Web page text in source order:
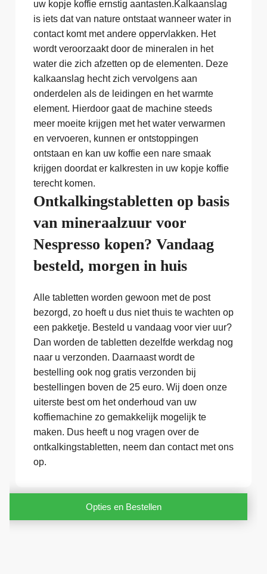
uw kopje koffie ernstig aantasten.Kalkaanslag
is iets dat van nature ontstaat wanneer water in
contact komt met andere oppervlakken. Het
wordt veroorzaakt door de mineralen in het
water die zich afzetten op de elementen. Deze
kalkaanslag hecht zich vervolgens aan
onderdelen als de leidingen en het warmte
element. Hierdoor gaat de machine steeds
meer moeite krijgen met het water verwarmen
en vervoeren, kunnen er ontstoppingen
ontstaan en kan uw koffie een nare smaak
krijgen doordat er kalkresten in uw kopje koffie
terecht komen.
Ontkalkingstabletten op basis
van mineraalzuur voor
Nespresso kopen? Vandaag
besteld, morgen in huis
Alle tabletten worden gewoon met de post
bezorgd, zo hoeft u dus niet thuis te wachten op
een pakketje. Besteld u vandaag voor vier uur?
Dan worden de tabletten dezelfde werkdag nog
naar u verzonden. Daarnaast wordt de
bestelling ook nog gratis verzonden bij
bestellingen boven de 25 euro. Wij doen onze
uiterste best om het onderhoud van uw
koffiemachine zo gemakkelijk mogelijk te
maken. Dus heeft u nog vragen over de
ontkalkingstabletten, neem dan contact met ons
op.
Opties en Bestellen